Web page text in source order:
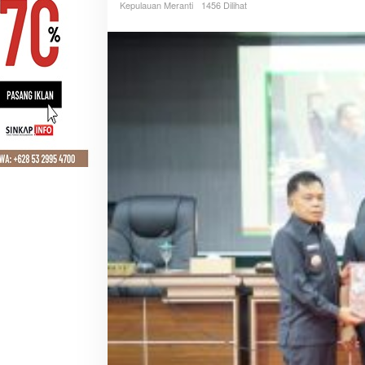
Kepulauan Meranti
1456 Dilihat